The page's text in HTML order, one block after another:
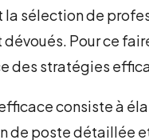
la sélection de
Pour ce
des stratégies
consiste à
de poste détaillée